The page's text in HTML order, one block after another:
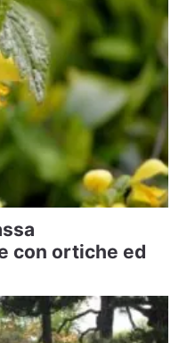
con ortiche ed